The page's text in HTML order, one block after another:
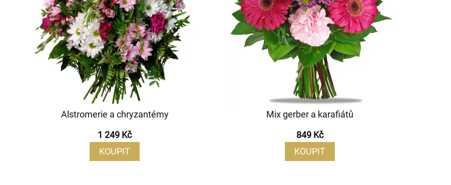
Alstromerie a chryzantémy
1 249 Kč
KOUPIT
Mix gerber a karafiátů
849 Kč
KOUPIT